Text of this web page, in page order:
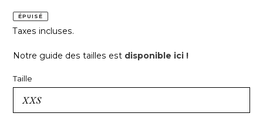
ÉPUISÉ
Taxes incluses.
Notre guide des tailles est disponible ici !
Taille